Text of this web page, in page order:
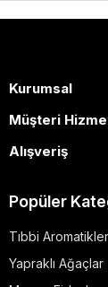
Kurumsal
Müşteri
Alışveriş
Popüler
Tıbbi Aromatikler
Yapraklı Ağaçlar